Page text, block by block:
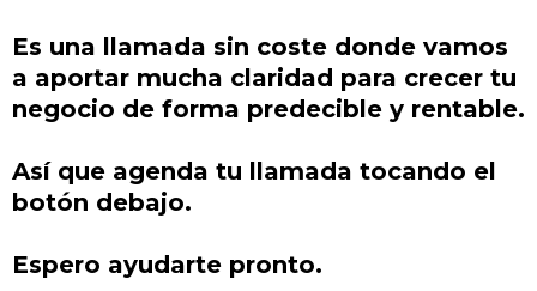
Es una llamada sin coste donde vamos
a aportar mucha claridad para crecer tu
negocio de forma predecible y rentable.
Así que agenda tu llamada tocando el
botón debajo.
Espero ayudarte pronto.